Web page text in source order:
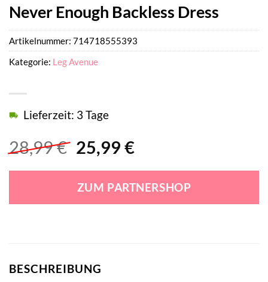
Never Enough Backless Dress
28,99€ Ursprünglicher
war:
28,99 €
25,99 €Aktueller
ist:
25,99 €.
Lieferzeit: 3 Tage
ZUM PARTNERSHOP
Artikelnummer: 714718555393
Kategorie: Leg Avenue
BESCHREIBUNG